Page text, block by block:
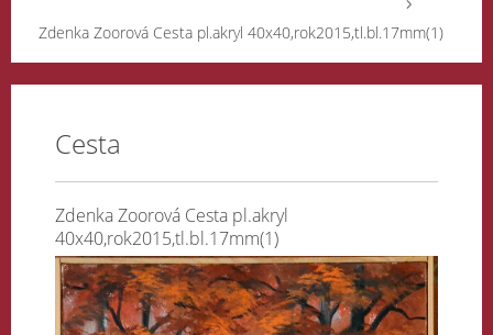
Zdenka Zoorová Cesta pl.akryl 40x40,rok2015,tl.bl.17mm(1)
Cesta
Zdenka Zoorová Cesta pl.akryl
40x40,rok2015,tl.bl.17mm(1)